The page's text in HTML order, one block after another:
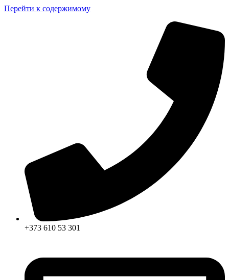
Перейти к содержимому
+373 610 53 301